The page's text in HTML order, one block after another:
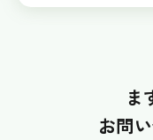
ま
お問